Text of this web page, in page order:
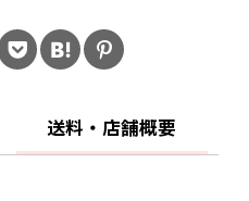
送料・店舗概要